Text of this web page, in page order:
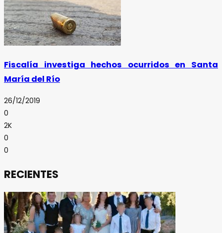
Fiscalía investiga hechos ocurridos en Santa
María del Río
26/12/2019
0
2K
0
0
RECIENTES